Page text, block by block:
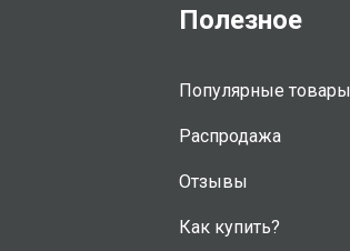
Полезное
Популярные товары
Распродажа
Отзывы
Как купить?